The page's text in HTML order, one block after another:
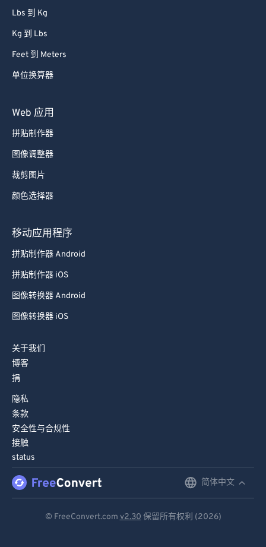
Lbs 到 Kg
Kg 到 Lbs
Feet 到 Meters
单位换算器
Web 应用
拼贴制作器
图像调整器
裁剪图片
颜色选择器
移动应用程序
拼贴制作器 Android
拼贴制作器 iOS
图像转换器 Android
图像转换器 iOS
关于我们
博客
捐
隐私
条款
安全性与合规性
接触
status
简体中文
© FreeConvert.com v2.30 保留所有权利 (2026)